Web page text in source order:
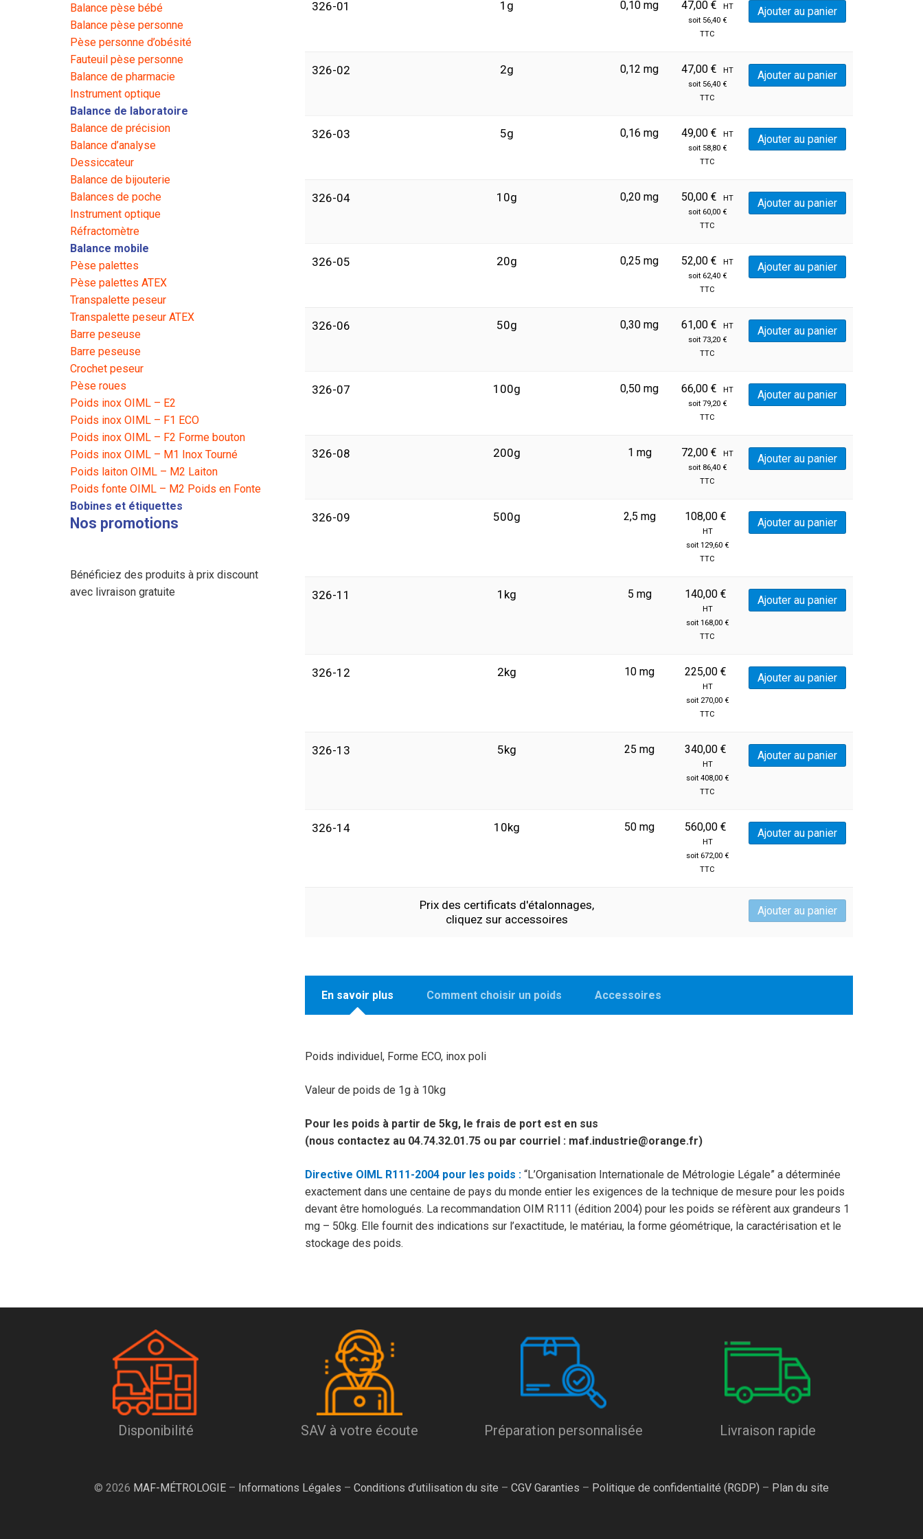
326-01 1g 0,10 mg 47,00€
HT
soit 56,40 €
TTC
Ajouter au panier
326-02 2g 0,12 mg 47,00€
HT
soit 56,40 €
TTC
Ajouter au panier
326-03 5g 0,16 mg 49,00€
HT
soit 58,80 €
TTC
Ajouter au panier
326-04 10g 0,20 mg 50,00€
HT
soit 60,00 €
TTC
Ajouter au panier
326-05 20g 0,25 mg 52,00€
HT
soit 62,40 €
TTC
Ajouter au panier
326-06 50g 0,30 mg 61,00€
HT
soit 73,20 €
TTC
Ajouter au panier
326-07 100g 0,50 mg 66,00€
HT
soit 79,20 €
TTC
Ajouter au panier
326-08 200g 1 mg 72,00€
HT
soit 86,40 €
TTC
Ajouter au panier
326-09 500g 2,5 mg 108,00€
HT
soit 129,60 €
TTC
Ajouter au panier
326-11 1kg 5 mg 140,00€
HT
soit 168,00 €
TTC
Ajouter au panier
326-12 2kg 10 mg 225,00€
HT
soit 270,00 €
TTC
Ajouter au panier
326-13 5kg 25 mg 340,00€
HT
soit 408,00 €
TTC
Ajouter au panier
326-14 10kg 50 mg 560,00€
HT
soit 672,00 €
TTC
Ajouter au panier
Prix des certificats d'étalonnages,
cliquez sur accessoires
Ajouter au panier
En savoir plus Comment choisir un poids Accessoires
Poids individuel, Forme ECO, inox poli
Valeur de poids de 1g à 10kg
Pour les poids à partir de 5kg, le frais de port est en sus
(nous contactez au 04.74.32.01.75 ou par courriel : maf.industrie@orange.fr)
Directive OIML R111-2004 pour les poids : “L’Organisation Internationale de Métrologie Légale” a déterminée
exactement dans une centaine de pays du monde entier les exigences de la technique de mesure pour les poids
devant être homologués. La recommandation OIM R111 (édition 2004) pour les poids se réfèrent aux grandeurs 1
mg – 50kg. Elle fournit des indications sur l’exactitude, le matériau, la forme géométrique, la caractérisation et le
stockage des poids.
Balance pèse bébé
Balance pèse personne
Pèse personne d’obésité
Fauteuil pèse personne
Balance de pharmacie
Instrument optique
Balance de laboratoire
Balance de précision
Balance d’analyse
Dessiccateur
Balance de bijouterie
Balances de poche
Instrument optique
Réfractomètre
Balance mobile
Pèse palettes
Pèse palettes ATEX
Transpalette peseur
Transpalette peseur ATEX
Barre peseuse
Barre peseuse
Crochet peseur
Pèse roues
Poids inox OIML – E2
Poids inox OIML – F1 ECO
Poids inox OIML – F2 Forme bouton
Poids inox OIML – M1 Inox Tourné
Poids laiton OIML – M2 Laiton
Poids fonte OIML – M2 Poids en Fonte
Bobines et étiquettes
Nos promotions
Bénéficiez des produits à prix discount
avec livraison gratuite
Disponibilité SAV à votre écoute Préparation personnalisée Livraison rapide
© 2026 MAF-MÉTROLOGIE – Informations Légales – Conditions d’utilisation du site – CGV Garanties – Politique de confidentialité (RGDP) – Plan du site